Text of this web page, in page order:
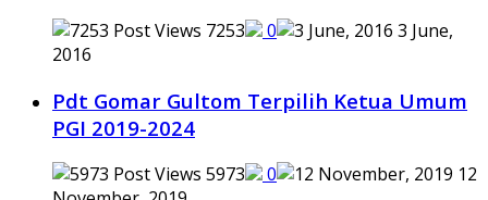
7253 0
3 June,
2016
Pdt Gomar Gultom Terpilih Ketua Umum
PGI 2019-2024
5973 0
12